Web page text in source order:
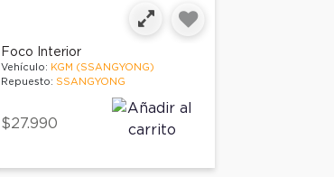
Foco Interior
Vehículo: KGM (SSANGYONG)
Repuesto: SSANGYONG
$27.990